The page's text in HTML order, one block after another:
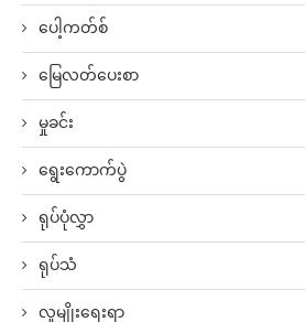
ပေါ့ကတ်စ်
မြေလတ်ပေးစာ
မှုခင်း
ရွေးကောက်ပွဲ
ရုပ်ပုံလွှာ
ရုပ်သံ
လူမျိုးရေးရာ